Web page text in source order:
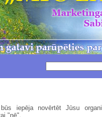
iepēja novērtēt Jūsu
"nē".